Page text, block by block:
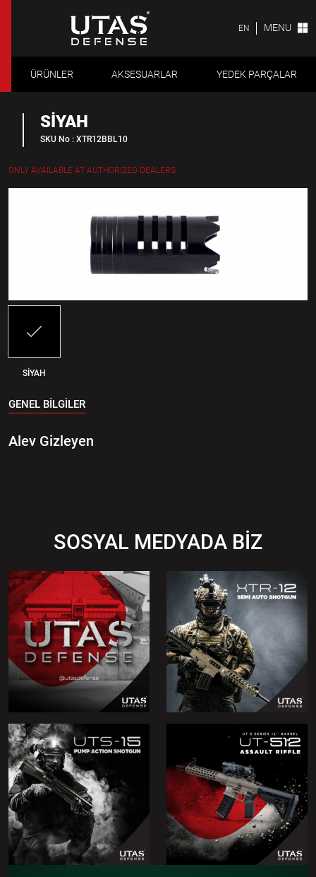
EN MENU
ÜRÜNLER AKSESUARLAR YEDEK PARÇALAR
SİYAH
SKU No : XTR12BBL10
ONLY AVAILABLE AT AUTHORIZED DEALERS
SİYAH
GENEL BİLGİLER
Alev Gizleyen
SOSYAL MEDYADA BİZ